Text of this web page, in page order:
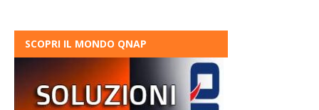
SCOPRI IL MONDO QNAP